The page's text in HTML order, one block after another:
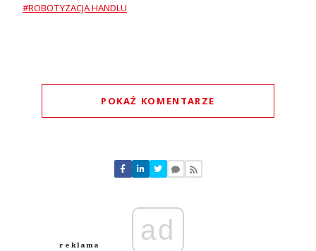
#ROBOTYZACJA HANDLU
POKAŻ KOMENTARZE
Sir Dan
05.08.2026 / 14:55
ad